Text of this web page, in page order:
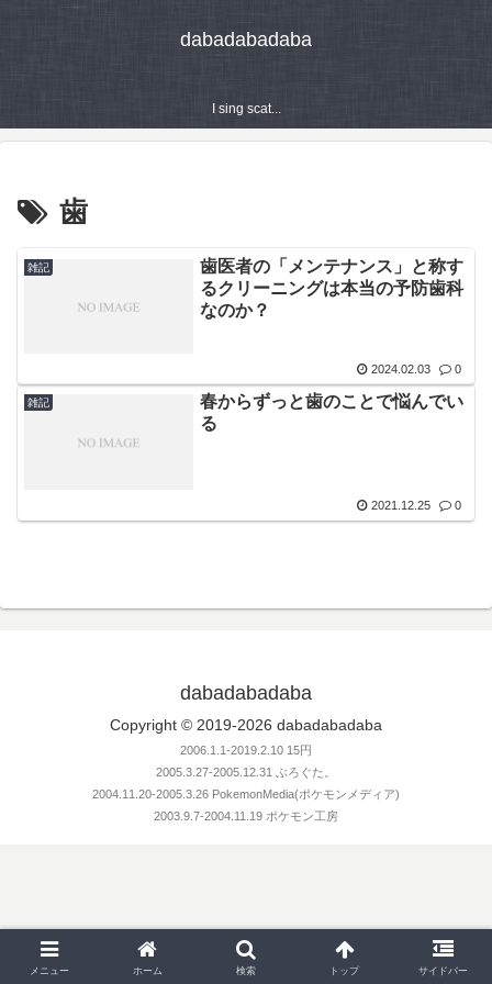
dabadabadaba
I sing scat...
歯
雑記
歯医者の「メンテナンス」と称す
るクリーニングは本当の予防歯科
なのか？
2024.02.03 0
雑記
春からずっと歯のことで悩んでい
る
2021.12.25 0
dabadabadaba
Copyright © 2019-2026 dabadabadaba
2006.1.1-2019.2.10 15円
2005.3.27-2005.12.31 ぶろぐた。
2004.11.20-2005.3.26 PokemonMedia(ポケモンメディア)
2003.9.7-2004.11.19 ポケモン工房
メニュー ホーム 検索 トップ サイドバー